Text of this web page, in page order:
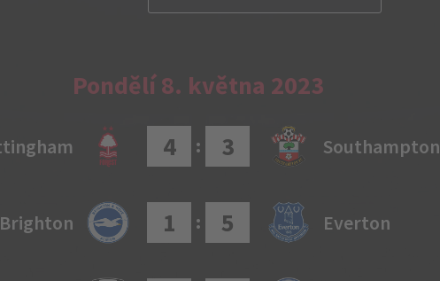
Pondělí 8. května 2023
4 : 3 Southampton
Brighton 1 : 5 Everton